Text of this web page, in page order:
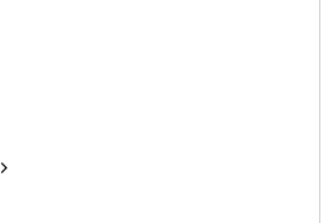
Pokaż następny